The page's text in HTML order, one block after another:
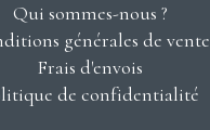
Qui sommes-nous ?
générales de vente
Frais d'envois
de confidentialité